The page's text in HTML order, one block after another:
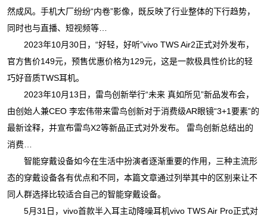
然成风。手机大厂纷纷“内卷”影像，既反映了行业整体的下行趋势，
同时也与直播、短视频等…
2023年10月30日，“好轻，好听”vivo TWS Air2正式对外发布，
官方售价149元，预售优惠价格为129元，这是一款极具性价比的轻
巧好音质TWS耳机。
2023年10月13日，雷鸟创新举行“未来 真如所见”新品发布会，
由创始人兼CEO 李宏伟带来雷鸟创新对于消费级AR眼镜“3+1要素”的
最新诠释，并宣布雷鸟X2等新品正式对外发布。 雷鸟创新总结出的
消费…
智能穿戴设备如今在生活中扮演者逐渐重要的作用，三种主流形
态的穿戴设备各有优点和不同，本篇文章通过列举其中的区别来让不
同人群选择比较适合自己的智能穿戴设备。
5月31日，vivo首款半入耳主动降噪耳机vivo TWS Air Pro正式对